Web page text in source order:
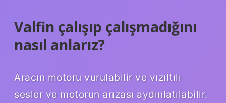
Valfin çalışıp çalışmadığını
nasıl anlarız?
Aracın motoru vurulabilir ve vızıltılı
sesler ve motorun arızası aydınlatılabilir.